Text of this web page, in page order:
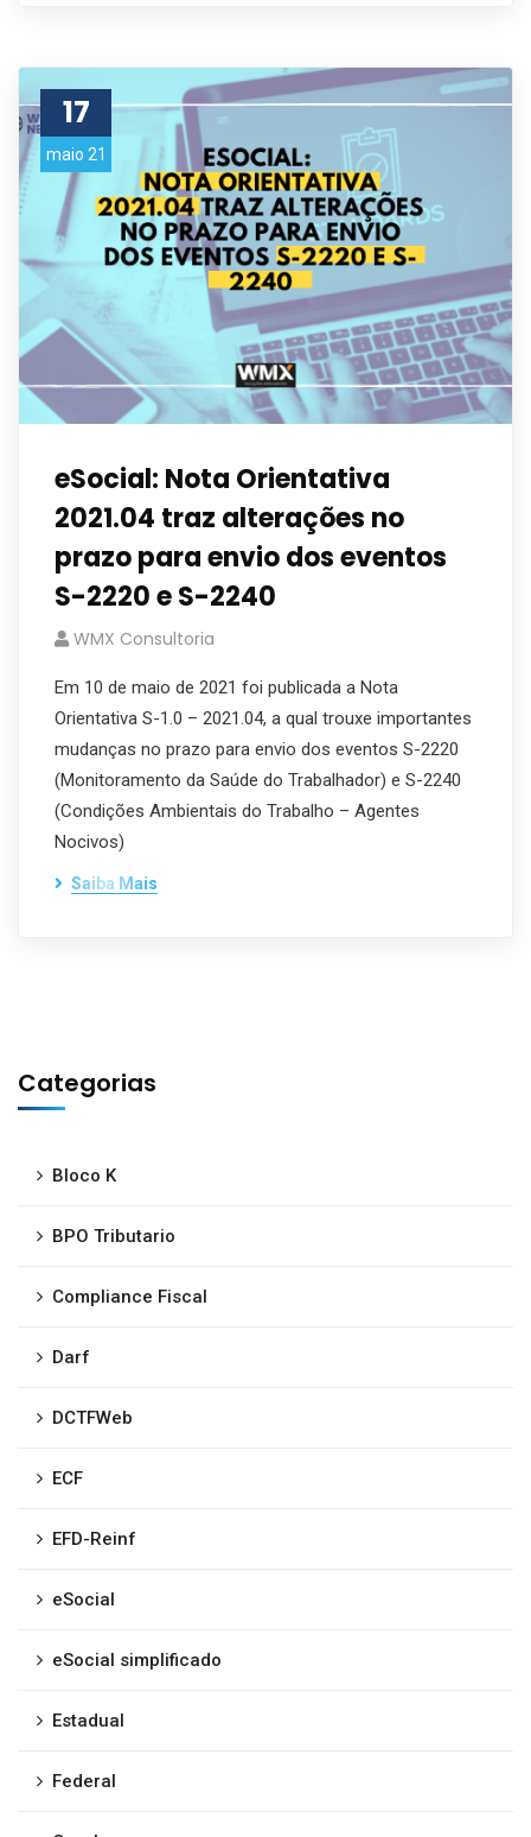
17
maio 21
eSocial: Nota Orientativa
2021.04 traz alterações no
prazo para envio dos eventos
S-2220 e S-2240
WMX Consultoria
Em 10 de maio de 2021 foi publicada a Nota
Orientativa S-1.0 – 2021.04, a qual trouxe importantes
mudanças no prazo para envio dos eventos S-2220
(Monitoramento da Saúde do Trabalhador) e S-2240
(Condições Ambientais do Trabalho – Agentes
Nocivos)
Saiba Mais
Categorias
Bloco K
BPO Tributario
Compliance Fiscal
Darf
DCTFWeb
ECF
EFD-Reinf
eSocial
eSocial simplificado
Estadual
Federal